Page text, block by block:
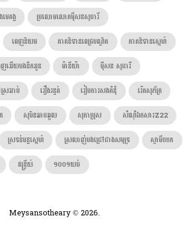
េគង្គ
ប្រលោមលោកម៉ីសនសុធារី
ពេញនិយម ភាគនិទានពេជ្របណ្ឌិត
ភាគនិទានស្នេហ៍
ញអើយបងនឹកអូន ម៉ានីយ៉ា
ម៉ីសន សុធារី
ស្រអាប់ រឿងរន្ធត់ រៀបការសងគំនុំ
រ៉េតសុភ័ក្រ
សុបិនឆាបឆួល សុភាប្រុស
សំណុំឯកសារZ22
ស្រទន់មន្តស្នេហ៍ ស្រលាញ់បងជ្រៅជាងសមុទ្រ
ស្វាមីចចក
ឥន្រ្ទីយ៍ ១០០១យប់
Meysansotheary © 2026.